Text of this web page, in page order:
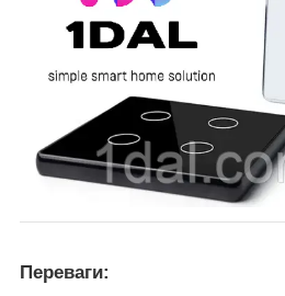
Переваги: